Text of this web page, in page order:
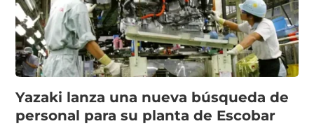
Yazaki lanza una nueva búsqueda de
personal para su planta de Escobar